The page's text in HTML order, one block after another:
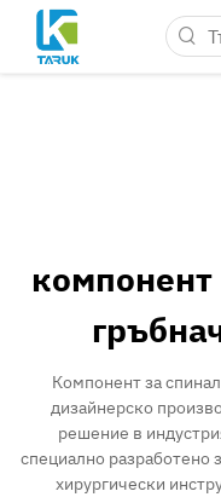
Новини и Събития
За нас
компонент
Компонент за
дизайнерско
решение в
специално разработено
хирургически